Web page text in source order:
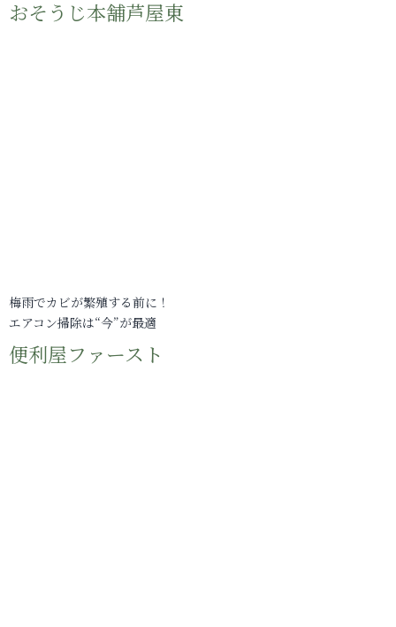
おそうじ本舗芦屋東
梅雨でカビが繁殖する前に！
エアコン掃除は“今”が最適
便利屋ファースト